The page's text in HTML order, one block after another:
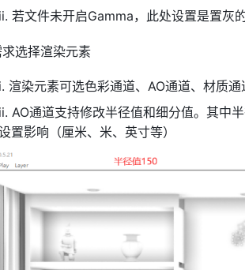
若文件未开启Gamma，此处设置是置灰
选择渲染元素
渲染元素可选色彩通道、AO通道、材质通
AO通道支持修改半径值和细分值。其中
置影响（厘米、米、英寸等）